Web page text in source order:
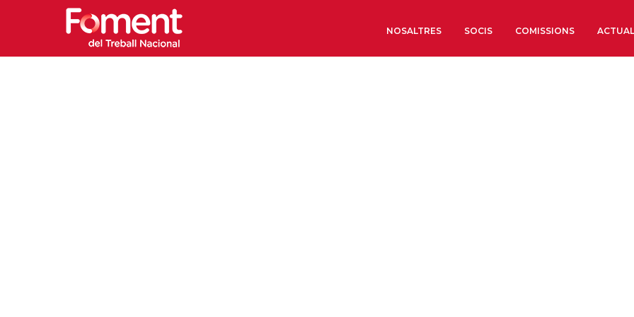
NOSALTRES SOCIS COMISSIONS